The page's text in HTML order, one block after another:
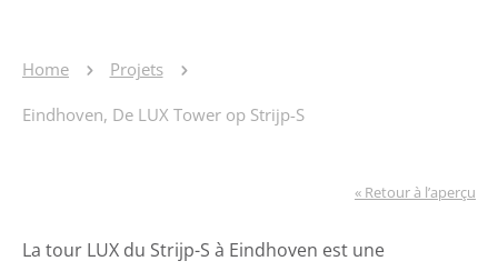
Home Projets
Eindhoven, De LUX Tower op Strijp-S
« Retour à l’aperçu
La tour LUX du Strijp-S à Eindhoven est une